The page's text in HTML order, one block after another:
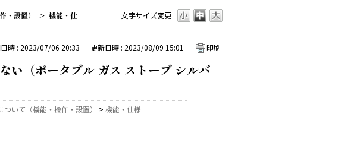
文字サイズ変更
・設置） > 機能・仕
時 : 2023/07/06 20:33 更新日時 : 2023/08/09 15:01 印刷
い（ポータブル ガス ストーブ シルバ
ついて（機能・操作・設置） > 機能・仕様